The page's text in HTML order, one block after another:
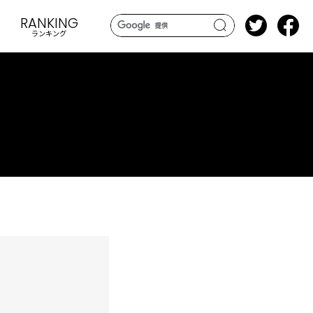
search
RANKING
ランキング